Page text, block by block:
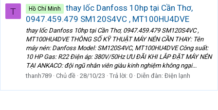
T Hồ Chí Minh
thay lốc Danfoss 10hp tại Cần Thơ,
0947.459.479 SM120S4VC , MT100HU4DVE
thay lốc Danfoss 10hp tại Cần Thơ, 0947.459.479 SM120S4VC ,
MT100HU4DVE THÔNG SỐ KỸ THUẬT MÁY NÉN CẦN THAY: Tên
máy nén: Danfoss Model: SM120S4VC, MT100HU4DVE Công suất:
10 HP Gas: R22 Điện áp: 380V/50Hz ƯU ĐÃI KHI LẮP ĐẶT MÁY NÉN
TẠI ANKACO: đội ngũ nhân viên giàu kinh nghiệm không ngại...
thanh789 Chủ đề 28/10/23 Trả lời: 0 Diễn đàn: Điện lạnh